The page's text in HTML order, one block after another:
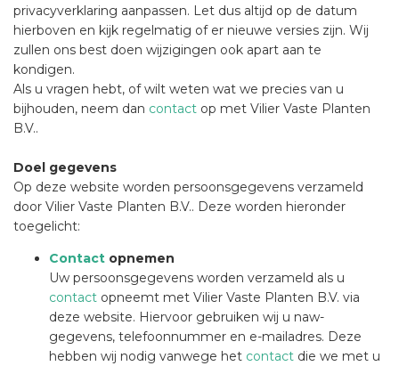
privacyverklaring aanpassen. Let dus altijd op de datum
hierboven en kijk regelmatig of er nieuwe versies zijn. Wij
zullen ons best doen wijzigingen ook apart aan te
kondigen.
Als u vragen hebt, of wilt weten wat we precies van u
bijhouden, neem dan contact op met Vilier Vaste Planten
B.V..
Doel gegevens
Op deze website worden persoonsgegevens verzameld
door Vilier Vaste Planten B.V.. Deze worden hieronder
toegelicht:
Contact opnemen
Uw persoonsgegevens worden verzameld als u
contact opneemt met Vilier Vaste Planten B.V. via
deze website. Hiervoor gebruiken wij u naw-
gegevens, telefoonnummer en e-mailadres. Deze
hebben wij nodig vanwege het contact die we met u